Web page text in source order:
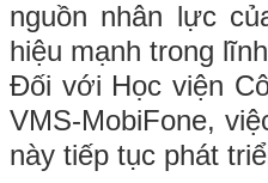
nguồn nhân lực
hiệu mạnh trong
Đối với Học viện
VMS-MobiFone,
này tiếp tục phát